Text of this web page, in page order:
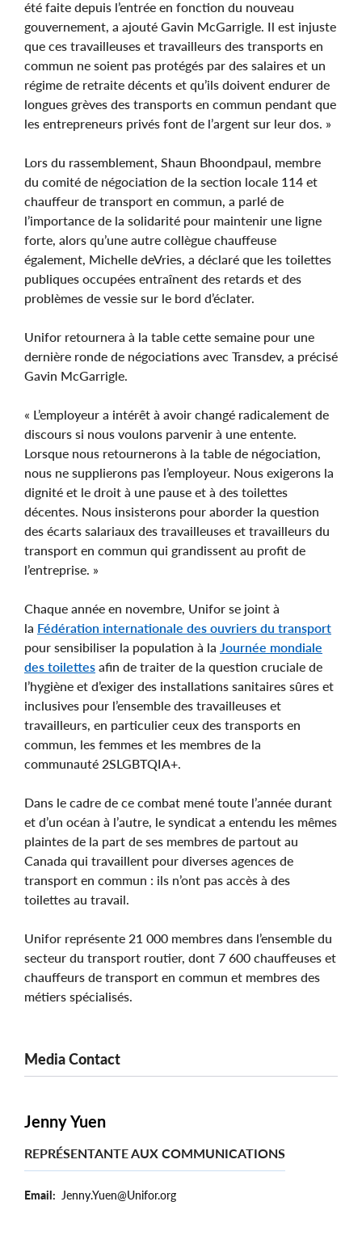
été faite depuis l’entrée en fonction du nouveau
gouvernement, a ajouté Gavin McGarrigle. Il est injuste
que ces travailleuses et travailleurs des transports en
commun ne soient pas protégés par des salaires et un
régime de retraite décents et qu’ils doivent endurer de
longues grèves des transports en commun pendant que
les entrepreneurs privés font de l’argent sur leur dos. »
Lors du rassemblement, Shaun Bhoondpaul, membre
du comité de négociation de la section locale 114 et
chauffeur de transport en commun, a parlé de
l’importance de la solidarité pour maintenir une ligne
forte, alors qu’une autre collègue chauffeuse
également, Michelle deVries, a déclaré que les toilettes
publiques occupées entraînent des retards et des
problèmes de vessie sur le bord d’éclater.
Unifor retournera à la table cette semaine pour une
dernière ronde de négociations avec Transdev, a précisé
Gavin McGarrigle.
« L’employeur a intérêt à avoir changé radicalement de
discours si nous voulons parvenir à une entente.
Lorsque nous retournerons à la table de négociation,
nous ne supplierons pas l’employeur. Nous exigerons la
dignité et le droit à une pause et à des toilettes
décentes. Nous insisterons pour aborder la question
des écarts salariaux des travailleuses et travailleurs du
transport en commun qui grandissent au profit de
l’entreprise. »
Chaque année en novembre, Unifor se joint à
la Fédération internationale des ouvriers du transport
pour sensibiliser la population à la Journée mondiale
des toilettes afin de traiter de la question cruciale de
l’hygiène et d’exiger des installations sanitaires sûres et
inclusives pour l’ensemble des travailleuses et
travailleurs, en particulier ceux des transports en
commun, les femmes et les membres de la
communauté 2SLGBTQIA+.
Dans le cadre de ce combat mené toute l’année durant
et d’un océan à l’autre, le syndicat a entendu les mêmes
plaintes de la part de ses membres de partout au
Canada qui travaillent pour diverses agences de
transport en commun : ils n’ont pas accès à des
toilettes au travail.
Unifor représente 21 000 membres dans l’ensemble du
secteur du transport routier, dont 7 600 chauffeuses et
chauffeurs de transport en commun et membres des
métiers spécialisés.
Media Contact
Jenny Yuen
REPRÉSENTANTE AUX COMMUNICATIONS
Email Jenny.Yuen@Unifor.org